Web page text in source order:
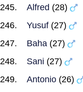
Alfred (28)
Yusuf (27)
Baha (27)
Sani (27)
Antonio (26)